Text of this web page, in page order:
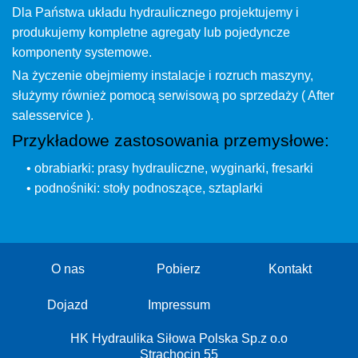
Dla Państwa układu hydraulicznego projektujemy i
produkujemy kompletne agregaty lub pojedyncze
komponenty systemowe.
Na życzenie obejmiemy instalacje i rozruch maszyny,
służymy również pomocą serwisową po sprzedaży ( After
salesservice ).
Przykładowe zastosowania przemysłowe:
• obrabiarki: prasy hydrauliczne, wyginarki, fresarki
• podnośniki: stoły podnoszące, sztaplarki
O nas Pobierz Kontakt
Dojazd Impressum
HK Hydraulika Siłowa Polska Sp.z o.o
Strachocin 55